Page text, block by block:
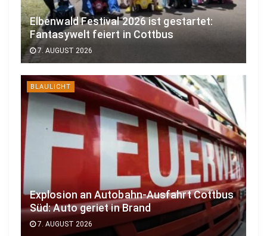
Elbenwald Festival 2026 ist gestartet:
Fantasywelt feiert in Cottbus
7. AUGUST 2026
BLAULICHT
Explosion an Autobahn-Ausfahrt Cottbus
Süd: Auto geriet in Brand
7. AUGUST 2026